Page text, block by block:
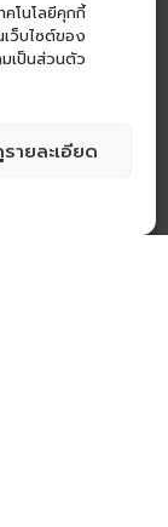
โนโลยีคุกกี้
ว็บไซต์ของ
เป็นส่วนตัว
ายละเอียด